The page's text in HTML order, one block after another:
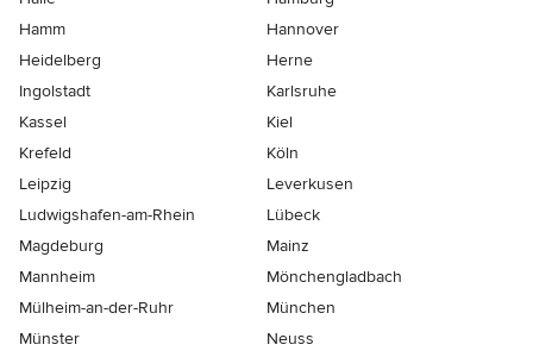
Hamm
Hannover
Heidelberg
Herne
Ingolstadt
Karlsruhe
Kassel
Kiel
Krefeld
Köln
Leipzig
Leverkusen
Ludwigshafen-am-Rhein
Lübeck
Magdeburg
Mainz
Mannheim
Mönchen­gladbach
Mülheim-an-der-Ruhr
München
Münster
Neuss